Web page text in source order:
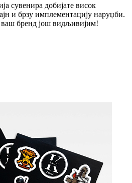
сувенира добијате висок
и брзу имплементацију наруџби.
ваш бренд још видљивијим!